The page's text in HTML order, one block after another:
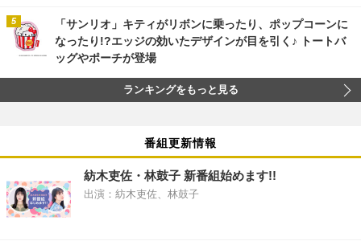
「サンリオ」キティがリボンに乗ったり、ポップコーンに
なったり!?エッジの効いたデザインが目を引く♪ トートバ
ッグやポーチが登場
ランキングをもっと見る
番組更新情報
紡木吏佐・林鼓子 新番組始めます!!
出演：紡木吏佐、林鼓子